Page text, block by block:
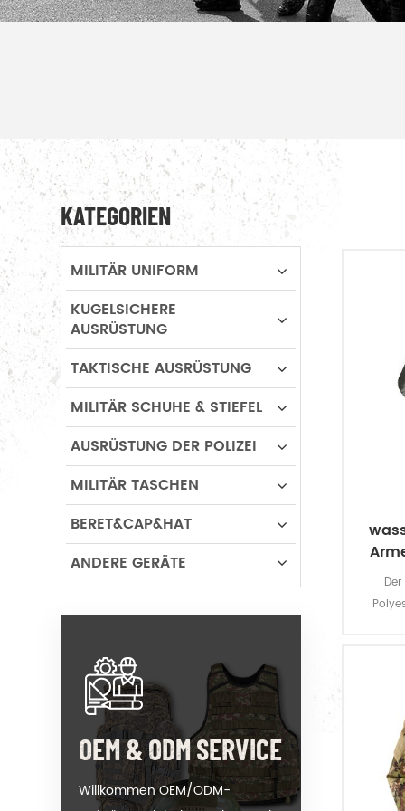
KATEGORIEN
MILITÄR UNIFORM
KUGELSICHERE
AUSRÜSTUNG
TAKTISCHE AUSRÜSTUNG
MILITÄR SCHUHE & STIEFEL
AUSRÜSTUNG DER POLIZEI
MILITÄR TASCHEN
BERET&CAP&HAT
ANDERE GERÄTE
OEM & ODM SERVICE
Willkommen OEM/ODM-